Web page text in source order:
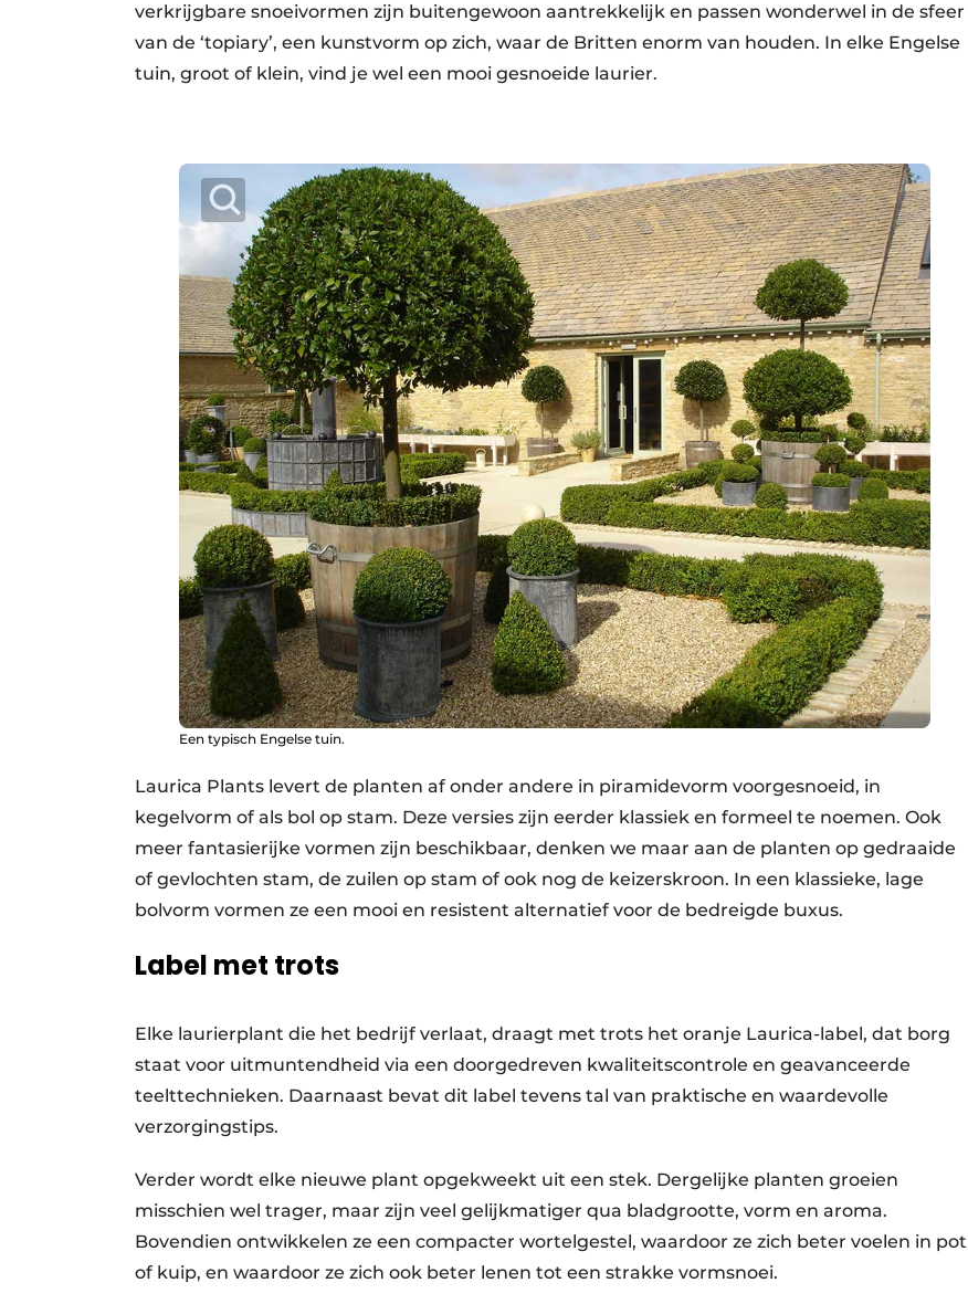
verkrijgbare snoeivormen zijn buitengewoon aantrekkelijk en passen wonderwel in de sfeer
van de ‘topiary’, een kunstvorm op zich, waar de Britten enorm van houden. In elke Engelse
tuin, groot of klein, vind je wel een mooi gesnoeide laurier.
Een typisch Engelse tuin.
Laurica Plants levert de planten af onder andere in piramidevorm voorgesnoeid, in
kegelvorm of als bol op stam. Deze versies zijn eerder klassiek en formeel te noemen. Ook
meer fantasierijke vormen zijn beschikbaar, denken we maar aan de planten op gedraaide
of gevlochten stam, de zuilen op stam of ook nog de keizerskroon. In een klassieke, lage
bolvorm vormen ze een mooi en resistent alternatief voor de bedreigde buxus.
Label met trots
Elke laurierplant die het bedrijf verlaat, draagt met trots het oranje Laurica-label, dat borg
staat voor uitmuntendheid via een doorgedreven kwaliteitscontrole en geavanceerde
teelttechnieken. Daarnaast bevat dit label tevens tal van praktische en waardevolle
verzorgingstips.
Verder wordt elke nieuwe plant opgekweekt uit een stek. Dergelijke planten groeien
misschien wel trager, maar zijn veel gelijkmatiger qua bladgrootte, vorm en aroma.
Bovendien ontwikkelen ze een compacter wortelgestel, waardoor ze zich beter voelen in pot
of kuip, en waardoor ze zich ook beter lenen tot een strakke vormsnoei.